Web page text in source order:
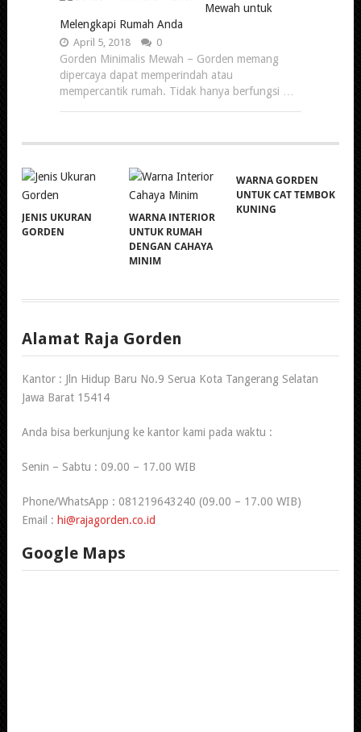
Mewah untuk
Melengkapi Rumah Anda
April 5, 2018 0
Gorden Minimalis Mewah – Gorden memang
dipercaya dapat memperindah atau
mempercantik rumah. Tidak hanya berfungsi …
JENIS UKURAN
GORDEN
WARNA INTERIOR
UNTUK RUMAH
DENGAN CAHAYA
MINIM
WARNA GORDEN
UNTUK CAT TEMBOK
KUNING
Alamat Raja Gorden
Kantor : Jln Hidup Baru No.9 Serua Kota Tangerang Selatan
Jawa Barat 15414
Anda bisa berkunjung ke kantor kami pada waktu :
Senin – Sabtu : 09.00 – 17.00 WIB
Phone/WhatsApp : 081219643240 (09.00 – 17.00 WIB)
Email : hi@rajagorden.co.id
Google Maps